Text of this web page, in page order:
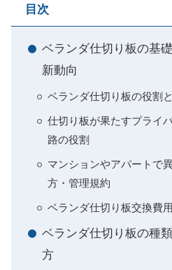
目次
ベランダ仕切り板の基
新動向
ベランダ仕切り板の役割
仕切り板が果たすプライ
路の役割
マンションやアパートで
方・管理規約
ベランダ仕切り板交換費
ベランダ仕切り板の種
方